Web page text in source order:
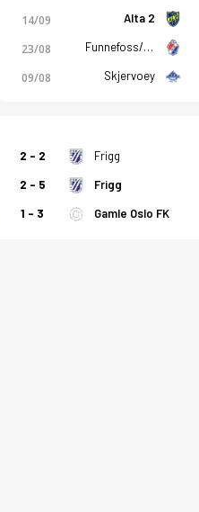
14/09 Alta 2
23/08 Funnefoss/Vormsund
09/08 Skjervoey
2 - 2 Frigg
2 - 5 Frigg
1 - 3 Gamle Oslo FK